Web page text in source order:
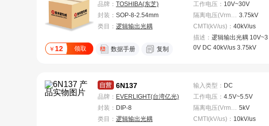
品牌： TOSHIBA(东芝)
封装： SOP-8-2.54mm
类目： 逻辑输出光耦
￥ 12 领取 数据手册 复制
工作电压 ： 10V~30V
隔离电压(Vrms)：3.75kV
CMTI(kV/us) ： 40kV/us
描述： 逻辑输出光耦 10V~3
0V DC 40kV/us 3.75kV
6N137
品牌： EVERLIGHT(台湾亿光)
封装： DIP-8
类目： 逻辑输出光耦
输入类型 ： DC
工作电压 ： 4.5V~5.5V
隔离电压(Vrms)：5kV
CMTI(kV/us) ： 10kV/us